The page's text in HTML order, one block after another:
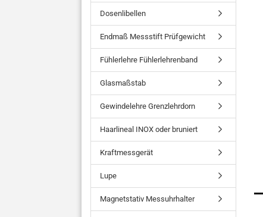
Dosenlibellen
Endmaß Messstift Prüfgewicht
Fühlerlehre Fühlerlehrenband
Glasmaßstab
Gewindelehre Grenzlehrdorn
Haarlineal INOX oder bruniert
Kraftmessgerät
Lupe
Magnetstativ Messuhrhalter